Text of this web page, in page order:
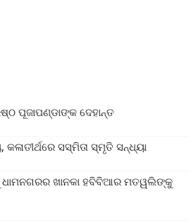
ପୂଜାପଣ୍ଡାଙ୍କ ଦେହାନ୍ତ
ସସ୍ମିତା ସ୍ମୃତି ସନ୍ଧ୍ୟା
ଖାନକା ହବିବିଆର ମତୱଲିଙ୍କୁ